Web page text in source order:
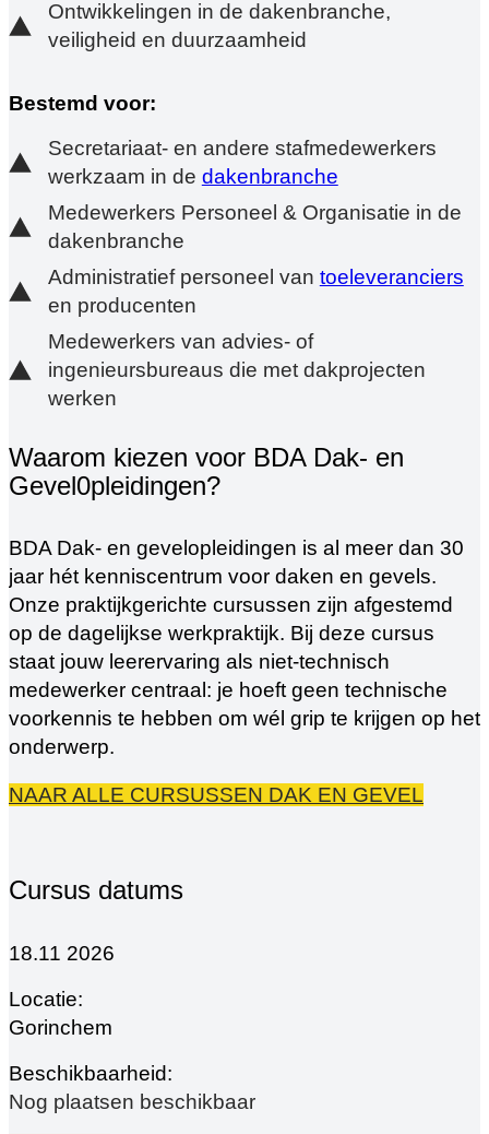
Ontwikkelingen in de dakenbranche,
veiligheid en duurzaamheid
Bestemd voor:
Secretariaat- en andere stafmedewerkers
werkzaam in de dakenbranche
Medewerkers Personeel & Organisatie in de
dakenbranche
Administratief personeel van toeleveranciers
en producenten
Medewerkers van advies- of
ingenieursbureaus die met dakprojecten
werken
Waarom kiezen voor BDA Dak- en
Gevel0pleidingen?
BDA Dak- en gevelopleidingen is al meer dan 30
jaar hét kenniscentrum voor daken en gevels.
Onze praktijkgerichte cursussen zijn afgestemd
op de dagelijkse werkpraktijk. Bij deze cursus
staat jouw leerervaring als niet-technisch
medewerker centraal: je hoeft geen technische
voorkennis te hebben om wél grip te krijgen op het
onderwerp.
NAAR ALLE CURSUSSEN DAK EN GEVEL
Cursus datums
18.11 2026
Gorinchem
Nog plaatsen beschikbaar